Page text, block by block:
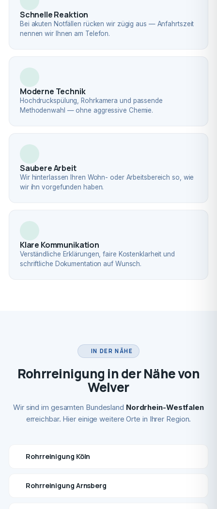
Schnelle Reaktion
Bei akuten Notfällen rücken wir zügig aus — Anfahrtszeit
nennen wir Ihnen am Telefon.
Moderne Technik
Hochdruckspülung, Rohrkamera und passende
Methodenwahl — ohne aggressive Chemie.
Saubere Arbeit
Wir hinterlassen Ihren Wohn- oder Arbeitsbereich so, wie
wir ihn vorgefunden haben.
Klare Kommunikation
Verständliche Erklärungen, faire Kostenklarheit und
schriftliche Dokumentation auf Wunsch.
IN DER NÄHE
Rohrreinigung in der Nähe von
Welver
Wir sind im gesamten Bundesland Nordrhein-Westfalen
erreichbar. Hier einige weitere Orte in Ihrer Region.
Rohrreinigung Köln
Rohrreinigung Arnsberg